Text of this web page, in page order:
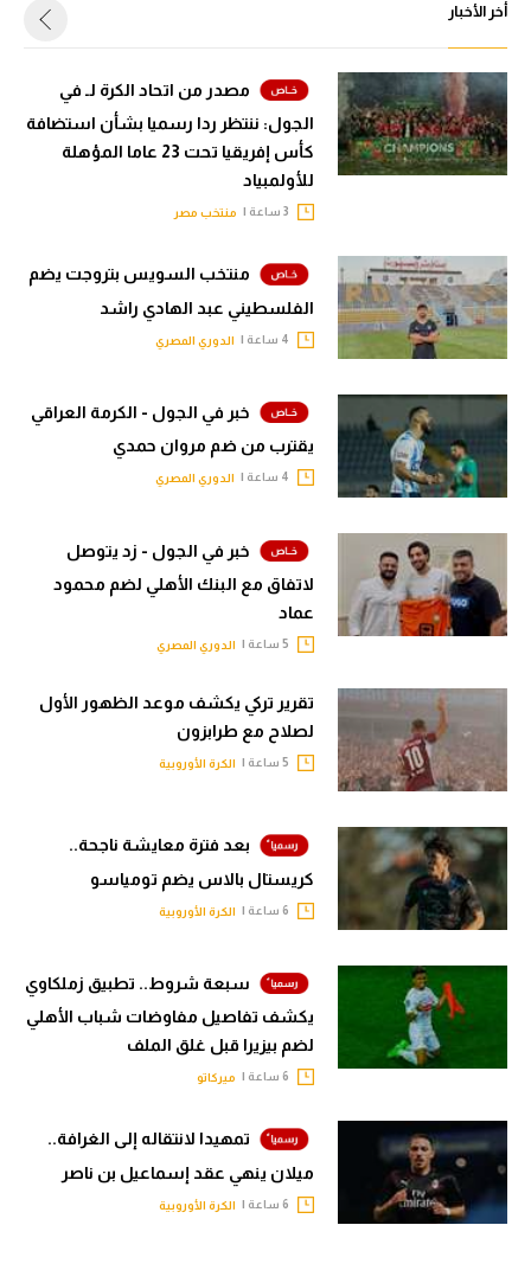
أخر الأخبار
مصدر من اتحاد الكرة لـ في
الجول: ننتظر ردا رسميا بشأن استضافة
كأس إفريقيا تحت 23 عاما المؤهلة
للأولمبياد
منتخب مصر
منتخب السويس بتروجت يضم
الفلسطيني عبد الهادي راشد
الدوري المصري
خبر في الجول - الكرمة العراقي
يقترب من ضم مروان حمدي
الدوري المصري
خبر في الجول - زد يتوصل
لاتفاق مع البنك الأهلي لضم محمود
عماد
الدوري المصري
تقرير تركي يكشف موعد الظهور الأول
لصلاح مع طرابزون
الكرة الأوروبية
بعد فترة معايشة ناجحة..
كريستال بالاس يضم تومياسو
الكرة الأوروبية
سبعة شروط.. تطبيق زملكاوي
يكشف تفاصيل مفاوضات شباب الأهلي
لضم بيزيرا قبل غلق الملف
ميركاتو
تمهيدا لانتقاله إلى الغرافة..
ميلان ينهي عقد إسماعيل بن ناصر
الكرة الأوروبية